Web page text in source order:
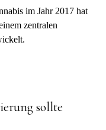
im Jahr 2017 hat
zentralen
sollte